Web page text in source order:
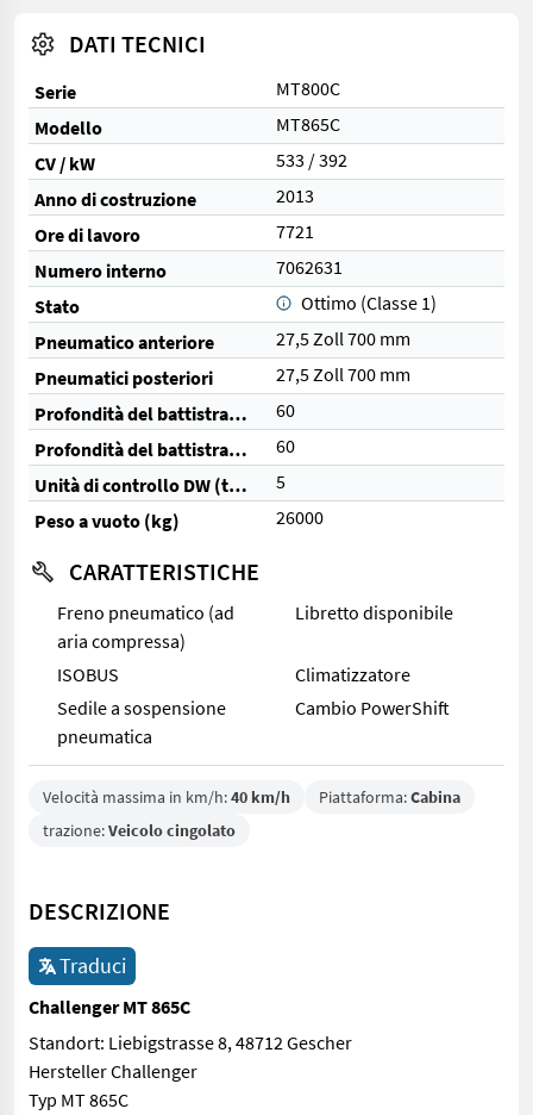
DATI TECNICI
Serie
MT800C
Modello
MT865C
CV / kW
533 / 392
Anno di costruzione
2013
Ore di lavoro
7721
Numero interno
7062631
Stato
Ottimo (Classe 1)
Pneumatico anteriore
27,5 Zoll 700 mm
Pneumatici posteriori
27,5 Zoll 700 mm
Profondità del battistrada anteriore (%)
60
Profondità del battistrada posteriore (%)
60
Unità di controllo DW (totale)
5
Peso a vuoto (kg)
26000
CARATTERISTICHE
Freno pneumatico (ad
aria compressa)
Libretto disponibile
ISOBUS
Climatizzatore
Sedile a sospensione
pneumatica
Cambio PowerShift
Velocità massima in km/h:40 km/h Piattaforma:Cabina
trazione:Veicolo cingolato
DESCRIZIONE
Traduci
Challenger MT 865C
Standort: Liebigstrasse 8, 48712 Gescher
Hersteller Challenger
Typ MT 865C